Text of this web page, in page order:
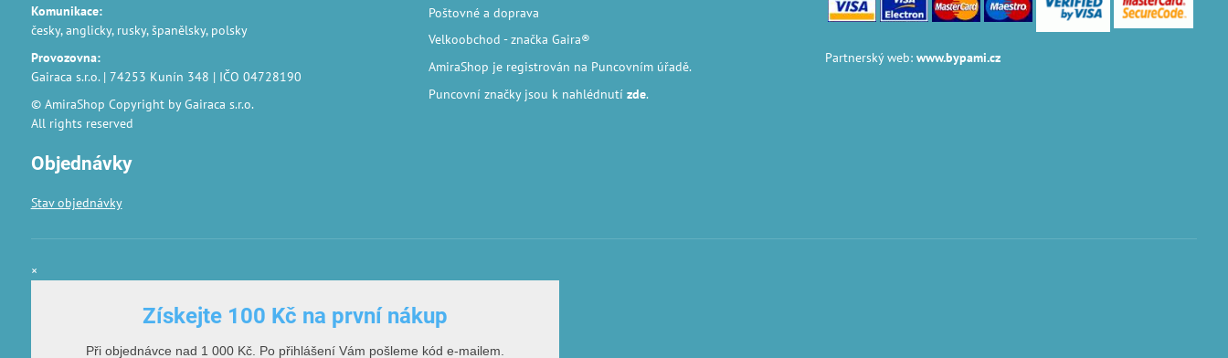
Komunikace:
česky, anglicky, rusky, španělsky, polsky
Provozovna:
Gairaca s.r.o. | 74253 Kunín 348 | IČO 04728190
© AmiraShop Copyright by Gairaca s.r.o.
All rights reserved
Objednávky
Stav objednávky
Poštovné a doprava
Velkoobchod - značka Gaira®
AmiraShop je registrován na Puncovním úřadě.
Puncovní značkyjsou k nahlédnutí zde.
Partnerský web:www.bypami.cz
×
Získejte 100 Kč na první nákup
Při objednávce nad 1 000 Kč. Po přihlášení Vám pošleme kód e-mailem.